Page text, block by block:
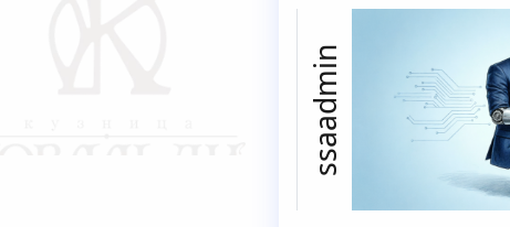
ssaadmin